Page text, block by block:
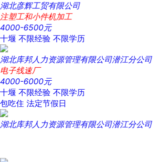
湖北彦辉工贸有限公司
注塑工和小件机加工
4000-6500元
十堰 不限经验 不限学历
湖北库邦人力资源管理有限公司潜江分公司
电子线速厂
4000-6000元
十堰 不限经验 不限学历
包吃住 法定节假日
湖北库邦人力资源管理有限公司潜江分公司